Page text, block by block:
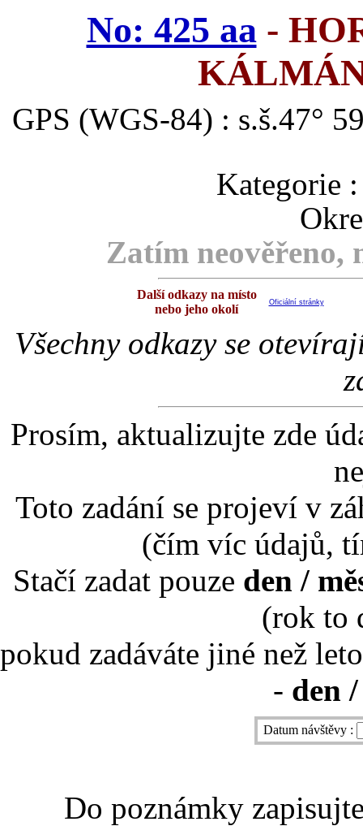
No: 425 aa-
GPS (WGS-84) : s.š.47°
Kategorie
Zatím
Další odkazy na místo
nebo jeho okolí
Oficiální stránky
Všechny odkazy se
Prosím, aktualizujte zde
Toto zadání se projeví v
(čím víc údajů,
Stačí zadat pouze den /
(rok to
pokud zadáváte jiné než
- den
Datum návštěvy :
Do poznámky